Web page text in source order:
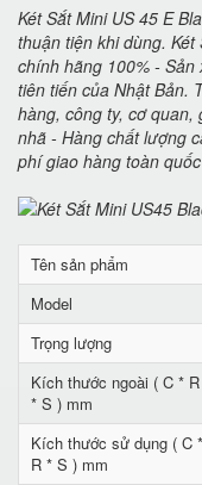
Két Sắt Mini US 45 E
thuận tiện khi dùng.
chính hãng 100% -
tiên tiến của Nhật Bản.
hàng, công ty, cơ
nhã - Hàng chất lượng
phí giao hàng toàn
Tên sản phẩm
Model
Trọng lượng
Kích thước ngoài ( C * R
* S ) mm
Kích thước sử dụng ( C *
R * S ) mm